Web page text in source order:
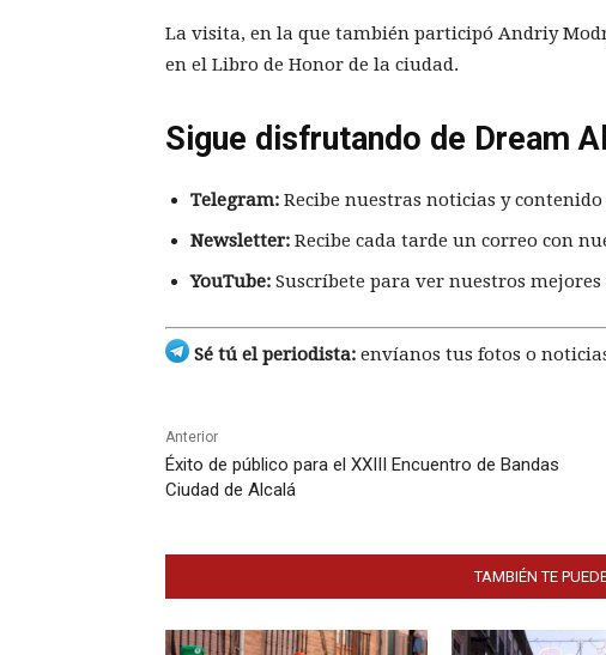
La visita, en la que también participó Andriy
en el Libro de Honor de la ciudad.
Sigue disfrutando de Dream
Telegram: Recibe nuestras noticias y
Newsletter: Recibe cada tarde un correo con
YouTube: Suscríbete para ver nuestros mejores
Sé tú el periodista: envíanos tus fotos o
Anterior
Éxito de público para el XXIII Encuentro de Bandas
Ciudad de Alcalá
TAMBIÉN TE